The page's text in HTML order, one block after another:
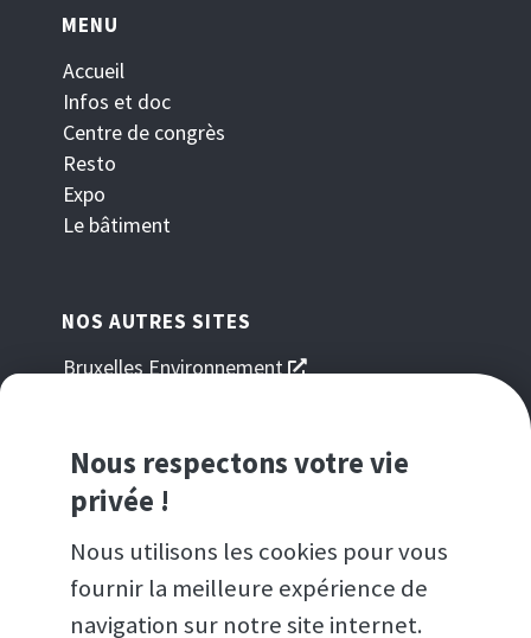
Nous respectons votre vie
privée !
Nous utilisons les cookies pour vous
fournir la meilleure expérience de
navigation sur notre site internet.
MENU
Accueil
Infos et doc
Centre de congrès
Resto
Expo
Le bâtiment
NOS AUTRES SITES
Bruxelles Environnement
s'ouvre
nouvelle
fenêtre
une
nouvelle
dans
une
fenêtre
Brussels Gardens
s'ouvre
nouvelle
Homegrade
une
nouvelle
fenêtre
LEZ
s'ouvre
dans
une
nouvelle
NOS APPLICATIONS POUR SMARTPHONES